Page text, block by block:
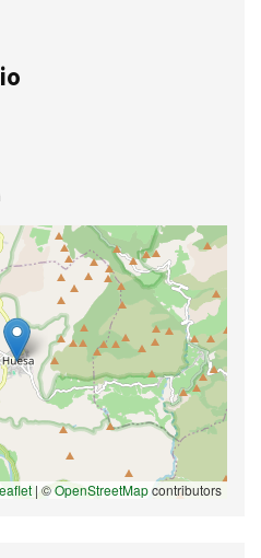
|©OpenStreetMapcontributors